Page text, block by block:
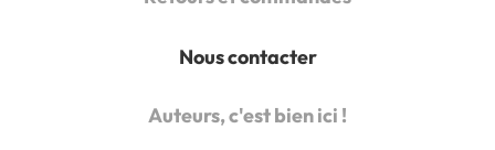
Nous contacter
Auteurs, c'est bien ici !